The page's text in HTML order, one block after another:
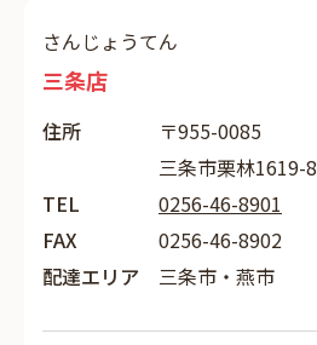
さんじょうてん
三条店
住所
〒955-0085
三条市栗林1619-8
TEL
0256-46-8901
FAX
0256-46-8902
配達エリア
三条市・燕市